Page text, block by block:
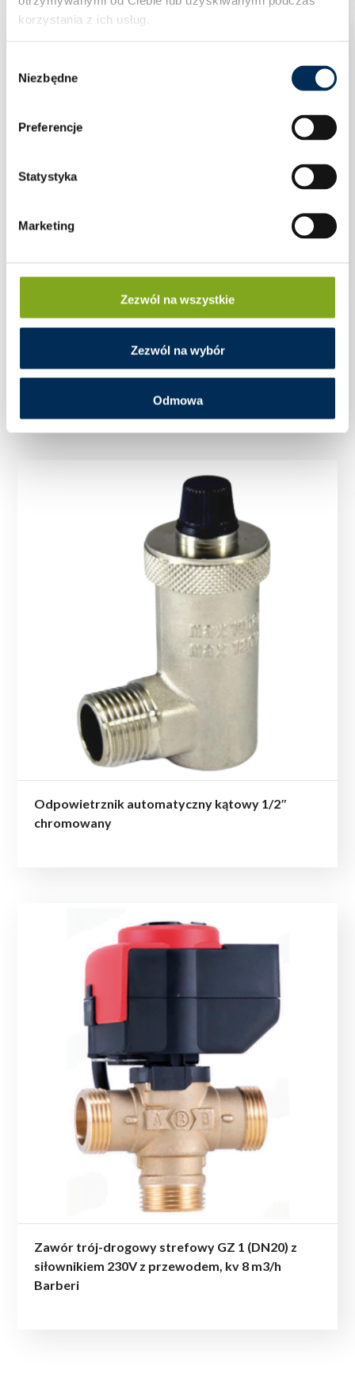
korzystania z ich usług.
zgody
Niezbędne
Preferencje
Statystyka
Marketing
Zezwól na wszystkie
Zezwól na wybór
Odmowa
Zawór strefowy trójdrogowy – obieg
mieszaczowy
Odpowietrznik automatyczny kątowy 1/2″
chromowany
Zawór trój-drogowy strefowy GZ 1 (DN20) z
siłownikiem 230V z przewodem, kv 8 m3/h
Barberi